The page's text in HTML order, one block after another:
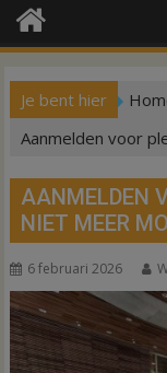
Je bent hier
Aanmelden voor
AANMELDEN
NIET MEER
6 februari 2026